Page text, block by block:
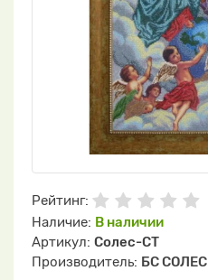
Рейтинг:
Наличие: В наличии
Артикул: Солес-СТ
Производитель: БС СОЛЕС